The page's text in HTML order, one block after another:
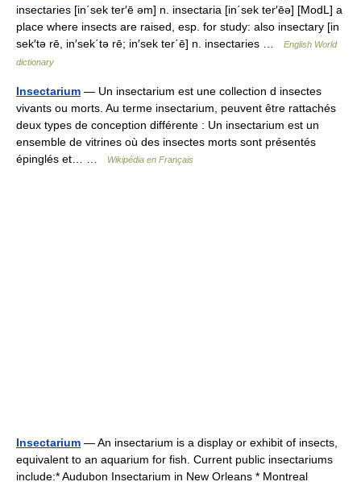
insectaries [in΄sek ter′ē əm] n. insectaria [in΄sek ter′ēə] [ModL] a
place where insects are raised, esp. for study: also insectary [in
sek′tə rē, in′sek΄tə rē; in′sek ter΄ē] n. insectaries …
English World
dictionary
Insectarium — Un insectarium est une collection d insectes
vivants ou morts. Au terme insectarium, peuvent être rattachés
deux types de conception différente : Un insectarium est un
ensemble de vitrines où des insectes morts sont présentés
épinglés et… …
Wikipédia en Français
Insectarium — An insectarium is a display or exhibit of insects,
equivalent to an aquarium for fish. Current public insectariums
include:* Audubon Insectarium in New Orleans * Montreal